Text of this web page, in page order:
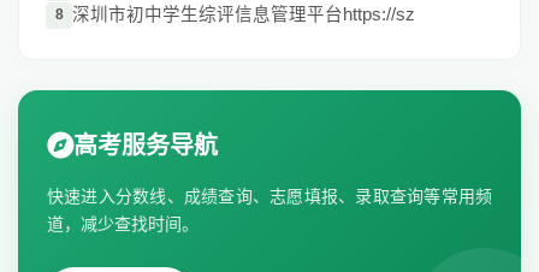
8 深圳市初中学生综评信息管理平台https://sz
高考服务导航
快速进入分数线、成绩查询、志愿填报、录取查询等常用频
道，减少查找时间。